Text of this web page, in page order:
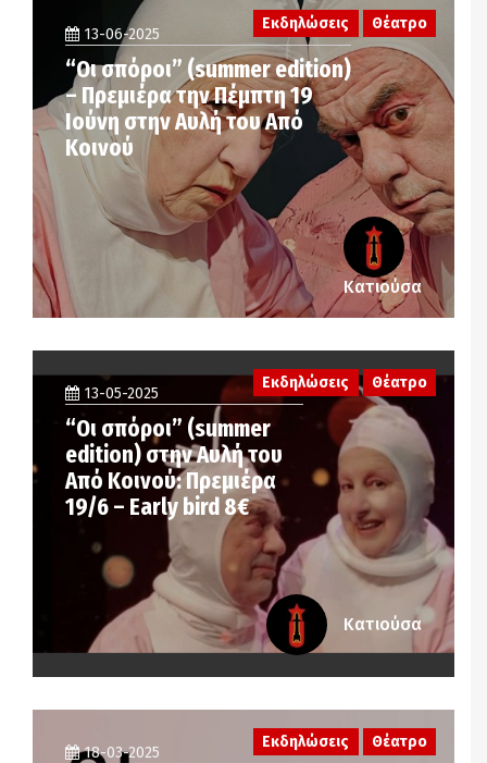
Εκδηλώσεις Θέατρο
13-06-2025
“Οι σπόροι” (summer edition)
– Πρεμιέρα την Πέμπτη 19
Ιούνη στην Αυλή του Από
Κοινού
Κατιούσα
13-05-2025
“Οι σπόροι” (summer
edition) στην Αυλή του
Από Κοινού: Πρεμιέρα
19/6 – Early bird 8€
Εκδηλώσεις Θέατρο
Κατιούσα
18-03-2025
Εκδηλώσεις Θέατρο